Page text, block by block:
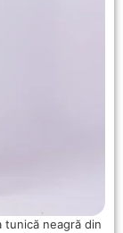
tunică neagră din